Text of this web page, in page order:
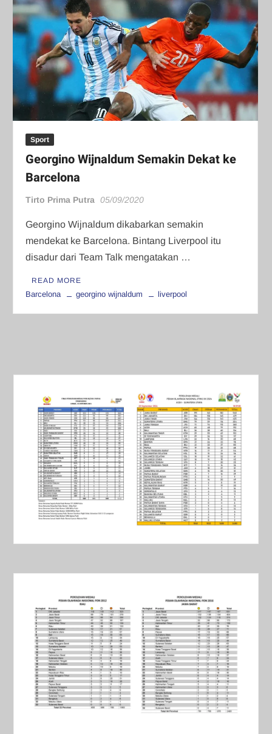
Sport
Georgino Wijnaldum Semakin Dekat ke
Barcelona
Tirto Prima Putra 05/09/2020
Georgino Wijnaldum dikabarkan semakin
mendekat ke Barcelona. Bintang Liverpool itu
disadur dari Team Talk mengatakan …
READ MORE
Barcelona georgino wijnaldum liverpool